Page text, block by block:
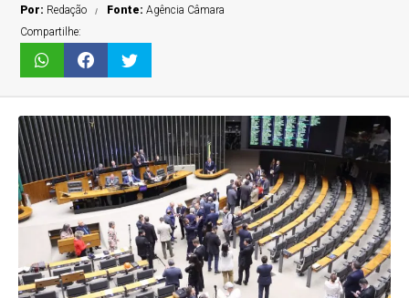
Por: Redação Fonte:Agência Câmara
Compartilhe: